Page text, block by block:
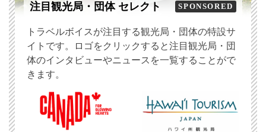
注目観光局・団体 セレクト SPONSORED
トラベルボイスが注目する観光局・団体の特設サ
イトです。ロゴをクリックすると注目観光局・団
体のインタビューやニュースを一覧することがで
きます。